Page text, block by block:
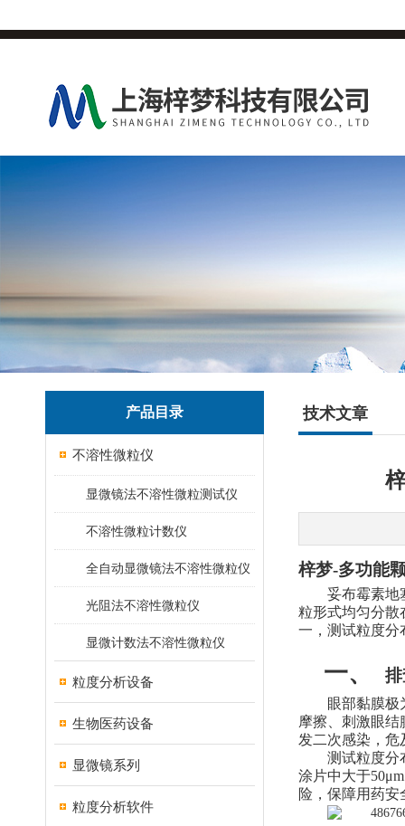
产品目录
不溶性微粒仪
显微镜法不溶性微粒测试仪
不溶性微粒计数仪
全自动显微镜法不溶性微粒仪
光阻法不溶性微粒仪
显微计数法不溶性微粒仪
粒度分析设备
生物医药设备
显微镜系列
粒度分析软件
技术文章
梓梦-多功能
妥布霉素地
粒形式均匀分散
一，测试粒度分
一、
眼部黏膜
摩擦、刺激眼
发二次感染，危
测试粒度分
涂片中大于
险，保障用药安